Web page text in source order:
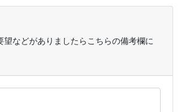
望などがありましたらこちらの備考欄に